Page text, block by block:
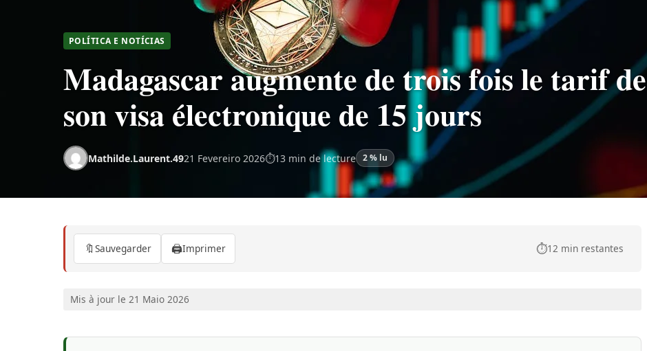
POLÍTICA E NOTÍCIAS
Madagascar augmente de trois fois le tarif de
son visa électronique de 15 jours
Mathilde.Laurent.4921 Fevereiro 2026 13 min de lecture 2 % lu
🔖 Sauvegarder 🖨️Imprimer ⏱️12 min restantes
Mis à jour le 21 Maio 2026